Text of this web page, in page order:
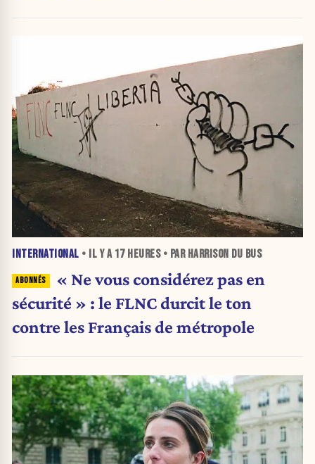
INTERNATIONAL • IL Y A 17 HEURES• PAR HARRISON DU BUS
« Ne vous considérez pas en
sécurité » : le FLNC durcit le ton
contre les Français de métropole